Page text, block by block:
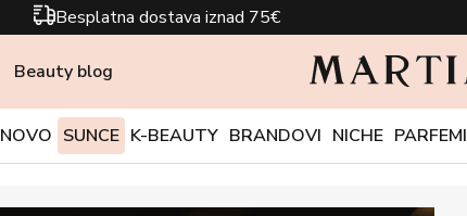
Besplatna dostava iznad 75€
Beauty blog
NOVO SUNCE K-BEAUTY BRANDOVI NICHE PARFEMI